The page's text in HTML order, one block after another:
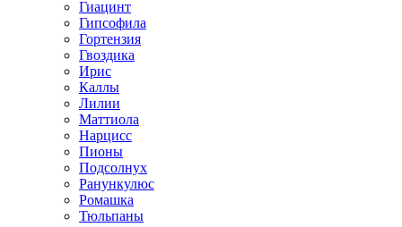
Гиацинт
Гипсофила
Гортензия
Гвоздика
Ирис
Каллы
Лилии
Маттиола
Нарцисс
Пионы
Подсолнух
Ранункулюс
Ромашка
Тюльпаны